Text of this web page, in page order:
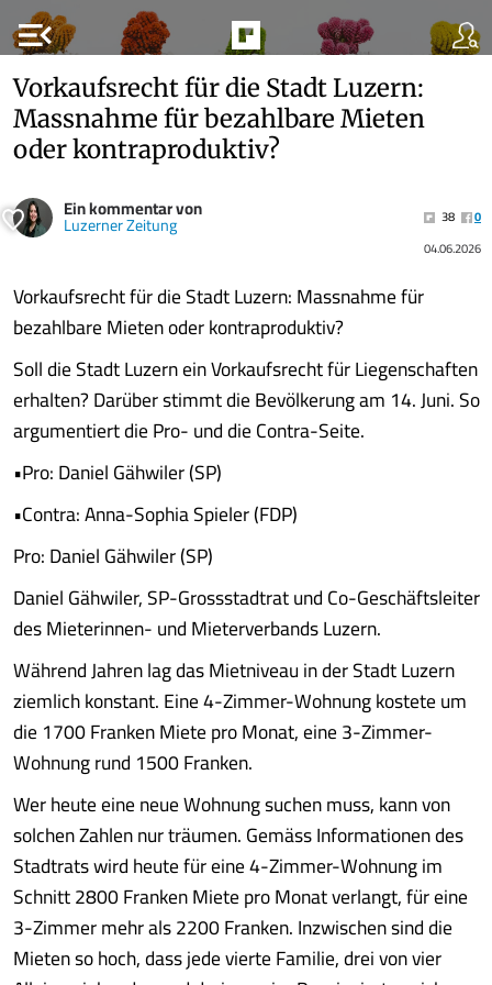
menu_open
Vorkaufsrecht für die Stadt Luzern:
Massnahme für bezahlbare Mieten
oder kontraproduktiv?
Ein kommentar von
Luzerner Zeitung 38
0
04.06.2026
Vorkaufsrecht für die Stadt Luzern: Massnahme für
bezahlbare Mieten oder kontraproduktiv?
Soll die Stadt Luzern ein Vorkaufsrecht für Liegenschaften
erhalten? Darüber stimmt die Bevölkerung am 14. Juni. So
argumentiert die Pro- und die Contra-Seite.
•Pro: Daniel Gähwiler (SP)
•Contra: Anna-Sophia Spieler (FDP)
Pro: Daniel Gähwiler (SP)
Daniel Gähwiler, SP-Grossstadtrat und Co-Geschäftsleiter
des Mieterinnen- und Mieterverbands Luzern.
Während Jahren lag das Mietniveau in der Stadt Luzern
ziemlich konstant. Eine 4-Zimmer-Wohnung kostete um
die 1700 Franken Miete pro Monat, eine 3-Zimmer-
Wohnung rund 1500 Franken.
Wer heute eine neue Wohnung suchen muss, kann von
solchen Zahlen nur träumen. Gemäss Informationen des
Stadtrats wird heute für eine 4-Zimmer-Wohnung im
Schnitt 2800 Franken Miete pro Monat verlangt, für eine
3-Zimmer mehr als 2200 Franken. Inzwischen sind die
Mieten so hoch, dass jede vierte Familie, drei von vier